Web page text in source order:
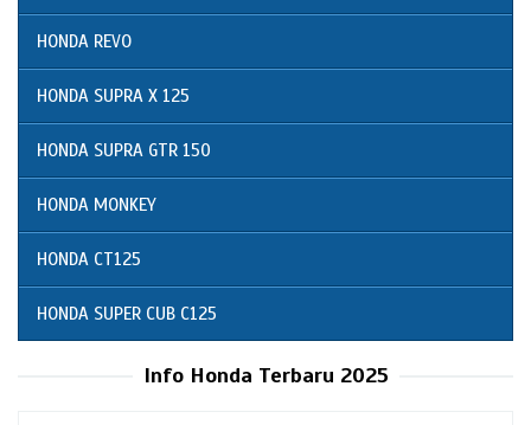
HONDA REVO
HONDA SUPRA X 125
HONDA SUPRA GTR 150
HONDA MONKEY
HONDA CT125
HONDA SUPER CUB C125
Info Honda Terbaru 2025